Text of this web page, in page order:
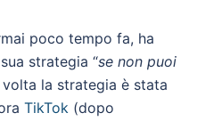
poco tempo fa, ha
strategia “se non puoi
volta la strategia è stata
TikTok (dopo